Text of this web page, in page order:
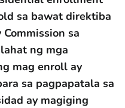
sa bawat direktiba
sa
ng mga
mag enroll ay
sa pagpapatala sa
ay magiging